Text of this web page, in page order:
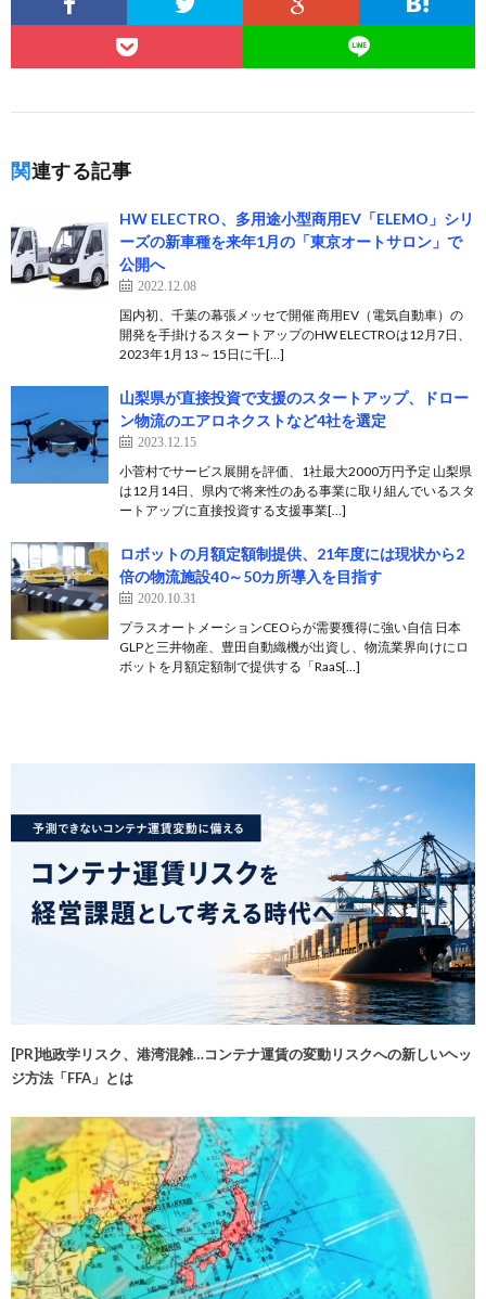
関連する記事
HW ELECTRO、多用途小型商用EV「ELEMO」シリ
ーズの新車種を来年1月の「東京オートサロン」で
公開へ
2022.12.08
国内初、千葉の幕張メッセで開催 商用EV（電気自動車）の
開発を手掛けるスタートアップのHW ELECTROは12月7日、
2023年1月13～15日に千[…]
山梨県が直接投資で支援のスタートアップ、ドロー
ン物流のエアロネクストなど4社を選定
2023.12.15
小菅村でサービス展開を評価、1社最大2000万円予定 山梨県
は12月14日、県内で将来性のある事業に取り組んでいるスタ
ートアップに直接投資する支援事業[…]
ロボットの月額定額制提供、21年度には現状から2
倍の物流施設40～50カ所導入を目指す
2020.10.31
プラスオートメーションCEOらが需要獲得に強い自信 日本
GLPと三井物産、豊田自動織機が出資し、物流業界向けにロ
ボットを月額定額制で提供する「RaaS[…]
[PR]地政学リスク、港湾混雑…コンテナ運賃の変動リスクへの新しいヘッ
ジ方法「FFA」とは